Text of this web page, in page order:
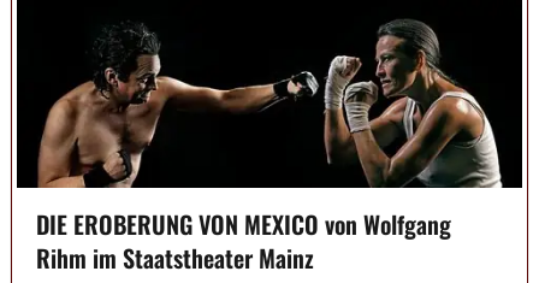
DIE EROBERUNG VON MEXICO von Wolfgang
Rihm im Staatstheater Mainz